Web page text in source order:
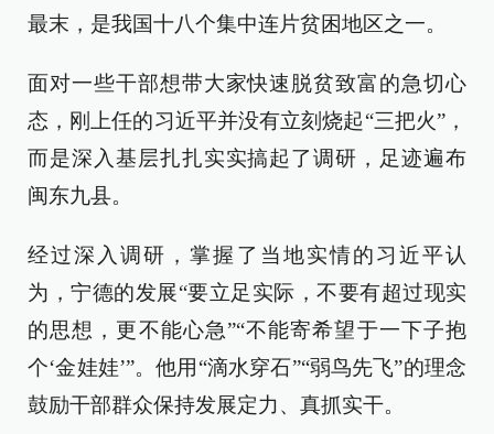
最末，是我国十八个集中连片贫困地区之一。
面对一些干部想带大家快速脱贫致富的急切心
态，刚上任的习近平并没有立刻烧起“三把火”，
而是深入基层扎扎实实搞起了调研，足迹遍布
闽东九县。
经过深入调研，掌握了当地实情的习近平认
为，宁德的发展“要立足实际，不要有超过现实
的思想，更不能心急”“不能寄希望于一下子抱
个‘金娃娃’”。他用“滴水穿石”“弱鸟先飞”的理念
鼓励干部群众保持发展定力、真抓实干。